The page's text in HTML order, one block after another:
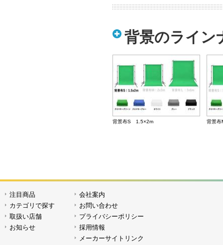
背景のライン
背景布S 1.5×2m 背景
注目商品
カテゴリで探す
取扱い店舗
お知らせ
会社案内
お問い合わせ
プライバシーポリシー
採用情報
メーカーサイトリンク